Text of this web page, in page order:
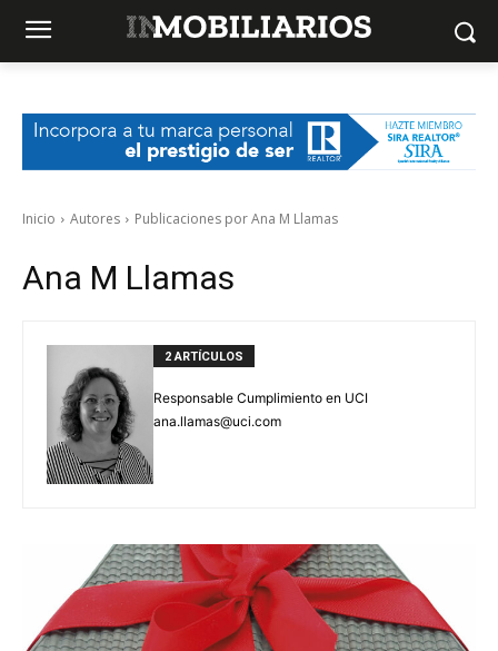
Inicio Autores Publicaciones por Ana M Llamas
Ana M Llamas
2 ARTÍCULOS
Responsable Cumplimiento en UCI
ana.llamas@uci.com